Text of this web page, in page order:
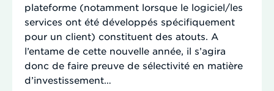
plateforme (notamment lorsque le logiciel/les
services ont été développés spécifiquement
pour un client) constituent des atouts. A
l’entame de cette nouvelle année, il s’agira
donc de faire preuve de sélectivité en matière
d’investissement…